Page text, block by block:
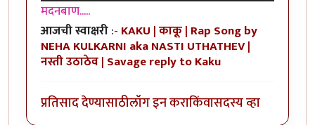
मदनबाण.....
आजची स्वाक्षरी:- KAKU | काकू | Rap Song by
NEHA KULKARNI aka NASTI UTHATHEV |
नस्ती उठाठेव | Savage reply to Kaku
प्रतिसाद देण्यासाठीलॉग इन कराकिंवासदस्य व्हा